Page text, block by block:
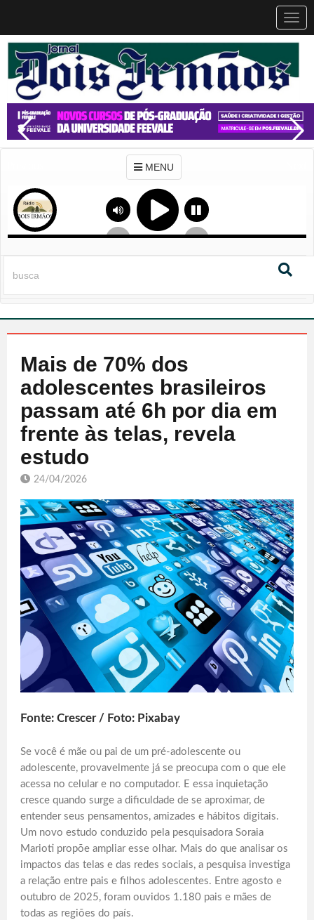
MENU
Mais de 70% dos
adolescentes brasileiros
passam até 6h por dia em
frente às telas, revela
estudo
24/04/2026
Fonte: Crescer / Foto: Pixabay
Se você é mãe ou pai de um pré-adolescente ou
adolescente, provavelmente já se preocupa com o que ele
acessa no celular e no computador. E essa inquietação
cresce quando surge a dificuldade de se aproximar, de
entender seus pensamentos, amizades e hábitos digitais.
Um novo estudo conduzido pela pesquisadora Soraia
Marioti propõe ampliar esse olhar. Mais do que analisar os
impactos das telas e das redes sociais, a pesquisa investiga
a relação entre pais e filhos adolescentes. Entre agosto e
outubro de 2025, foram ouvidos 1.180 pais e mães de
todas as regiões do país.